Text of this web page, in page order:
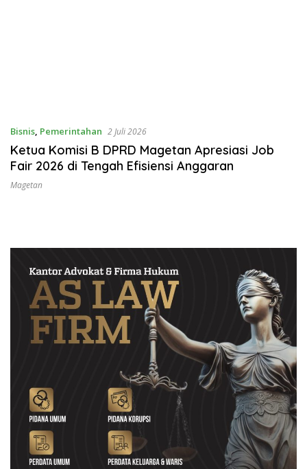
Bisnis, Pemerintahan 2 Juli 2026
Ketua Komisi B DPRD Magetan Apresiasi Job
Fair 2026 di Tengah Efisiensi Anggaran
Magetan